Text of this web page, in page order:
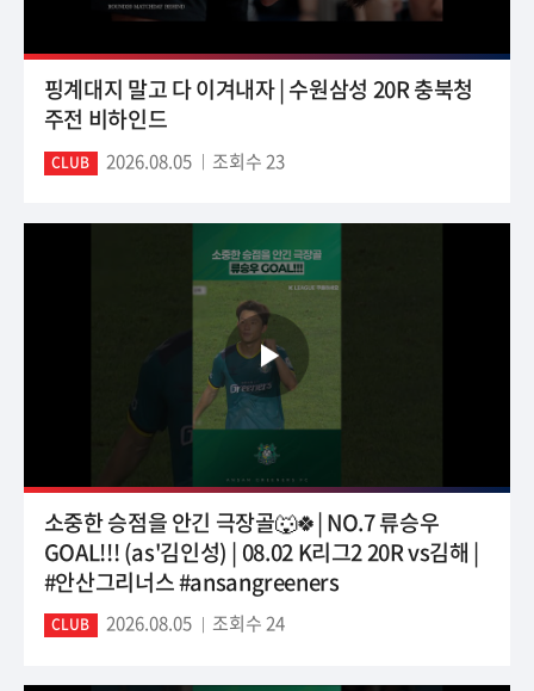
핑계대지 말고 다 이겨내자 | 수원삼성 20R 충북청
주전 비하인드
CLUB 2026.08.05 조회수 23
소중한 승점을 안긴 극장골🐺🍀| NO.7 류승우
GOAL!!! (as'김인성) | 08.02 K리그2 20R vs김해 |
#안산그리너스 #ansangreeners
CLUB 2026.08.05 조회수 24